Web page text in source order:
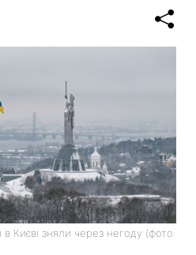
Києві зняли через негоду (фото: